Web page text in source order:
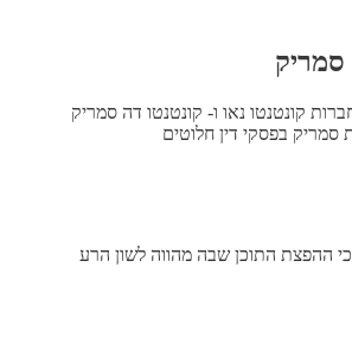
קונטנטו נאו ו- קונטנטו דה סמריק
סמריק בפסקי דין חלוטים
ההפצת התוכן שבה מהווה לשון הרע